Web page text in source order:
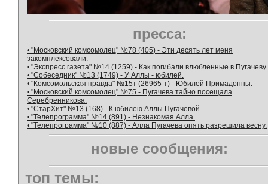
пресса:
• "Московский комсомолец" №78 (405) - Эти десять лет меня
закомплексовали.
• "Экспресс газета" №14 (1259) - Как погибали влюбленные в Пугачеву.
• "Собеседник" №13 (1749) - У Аллы - юбилей.
• "Комсомольская правда" №15т (26965-т) - Юбилей Примадонны.
• "Московский комсомолец" №75 - Пугачева тайно посещала
Серебренникова.
• "СтарХит" №13 (168) - К юбилею Аллы Пугачевой.
• "Телепрограмма" №14 (891) - Незнакомая Алла.
• "Телепрограмма" №10 (887) - Алла Пугачева опять разрешила весну.
новые сообщения:
топ темы: